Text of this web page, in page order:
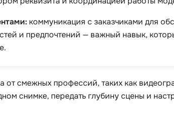
коммуникация с заказчиками для
и предпочтений — важный навык,
смежных профессий, таких как
снимке, передать глубину сцены и